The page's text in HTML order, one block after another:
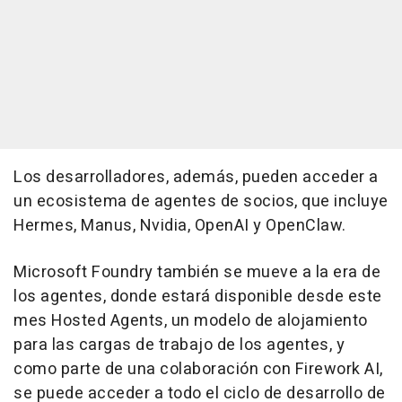
Los desarrolladores, además, pueden acceder a
un ecosistema de agentes de socios, que incluye
Hermes, Manus, Nvidia, OpenAI y OpenClaw.
Microsoft Foundry también se mueve a la era de
los agentes, donde estará disponible desde este
mes Hosted Agents, un modelo de alojamiento
para las cargas de trabajo de los agentes, y
como parte de una colaboración con Firework AI,
se puede acceder a todo el ciclo de desarrollo de